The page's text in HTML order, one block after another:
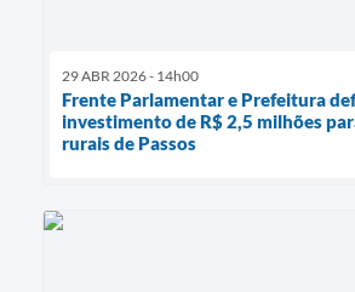
29 ABR 2026 - 14h00
Frente Parlamentar e Prefeitura
investimento de R$ 2,5 milhões
rurais de Passos